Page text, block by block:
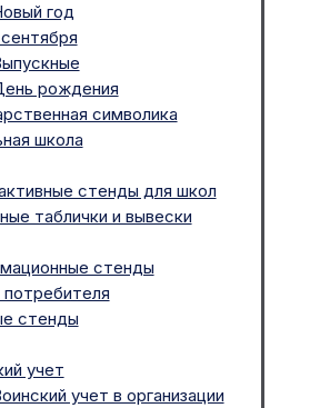
год
сентября
рождения
символика
школа
стенды для школ
таблички и вывески
стенды
потребителя
стенды
учет
учет в организации